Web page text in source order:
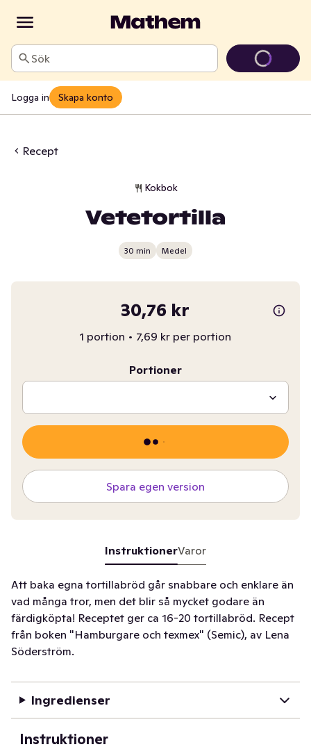
Sök
Logga in Skapa konto
Recept
Kokbok
Vetetortilla
30 min Medel
30,76 kr
1 portion • 7,69 kr per portion
Portioner
Spara egen version
InstruktionerVaror
Att baka egna tortillabröd går snabbare och enklare än
vad många tror, men det blir så mycket godare än
färdigköpta! Receptet ger ca 16-20 tortillabröd. Recept
från boken "Hamburgare och texmex" (Semic), av Lena
Söderström.
Ingredienser
Instruktioner